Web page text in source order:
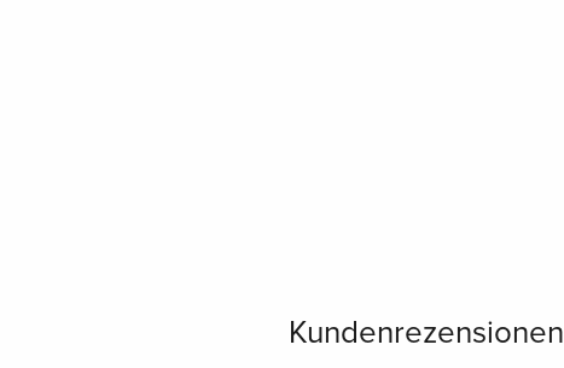
Kundenrezensionen